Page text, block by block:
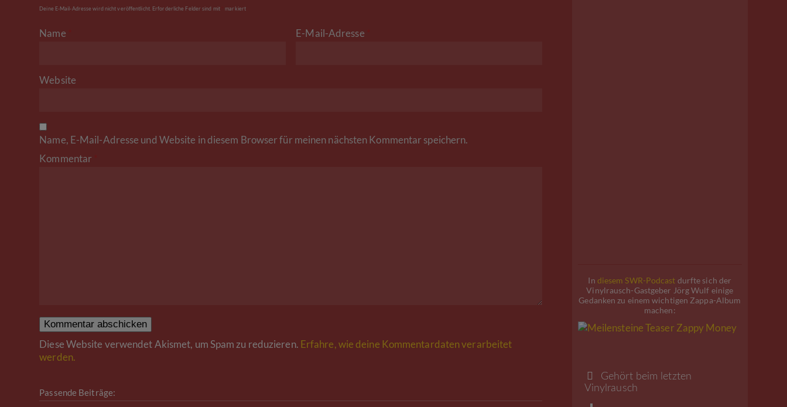
Deine E-Mail-Adresse wird nicht veröffentlicht. Erforderliche Felder sind mit markiert
Name E-Mail-Adresse
Website
Name, E-Mail-Adresse und Website in diesem Browser für meinen nächsten Kommentar speichern.
Kommentar
Diese Website verwendet Akismet, um Spam zu reduzieren. Erfahre, wie deine Kommentardaten verarbeitet
werden.
Passende Beiträge:
In diesem SWR-Podcast durfte sich der
Vinylrausch-Gastgeber Jörg Wulf einige
Gedanken zu einem wichtigen Zappa-Album
machen:
Gehört beim letzten
Vinylrausch